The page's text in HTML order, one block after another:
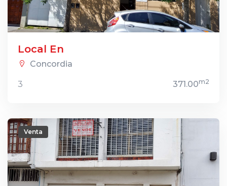
Local En
Concordia
3 371.00m2
Venta